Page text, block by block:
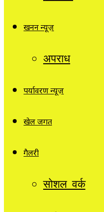
खनन न्यूज़
अपराध
पर्यावरण न्यूज़
खेल जगत
गैलरी
सोशल वर्क